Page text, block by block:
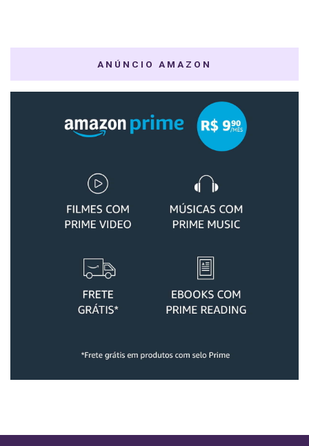
ANÚNCIO AMAZON